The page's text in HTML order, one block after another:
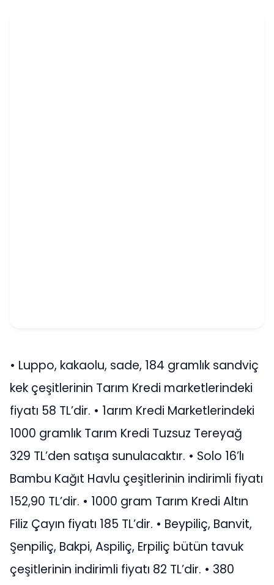
• Luppo, kakaolu, sade, 184 gramlık sandviç
kek çeşitlerinin Tarım Kredi marketlerindeki
fiyatı 58 TL’dir. • 1arım Kredi Marketlerindeki
1000 gramlık Tarım Kredi Tuzsuz Tereyağ
329 TL’den satışa sunulacaktır. • Solo 16’lı
Bambu Kağıt Havlu çeşitlerinin indirimli fiyatı
152,90 TL’dir. • 1000 gram Tarım Kredi Altın
Filiz Çayın fiyatı 185 TL’dir. • Beypiliç, Banvit,
Şenpiliç, Bakpi, Aspiliç, Erpiliç bütün tavuk
çeşitlerinin indirimli fiyatı 82 TL’dir. • 380